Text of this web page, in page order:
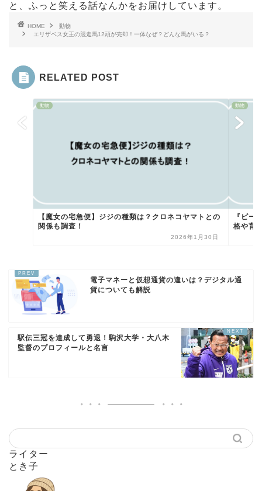
と、ふっと笑える話なんかをお届けしています。
HOME
動物
エリザベス女王の競走馬12頭が売却！一体なぜ？どんな馬がいる？
RELATED POST
動物
【魔女の宅急便】ジジの種類は？クロネコヤマトとの
関係も調査！
2026年1月30日
動物
『ピー
格や育
電子マネーと仮想通貨の違いは？デジタル通
貨についても解説
駅伝三冠を達成して勇退！駒沢大学・大八木
監督のプロフィールと名言
ライター
とき子